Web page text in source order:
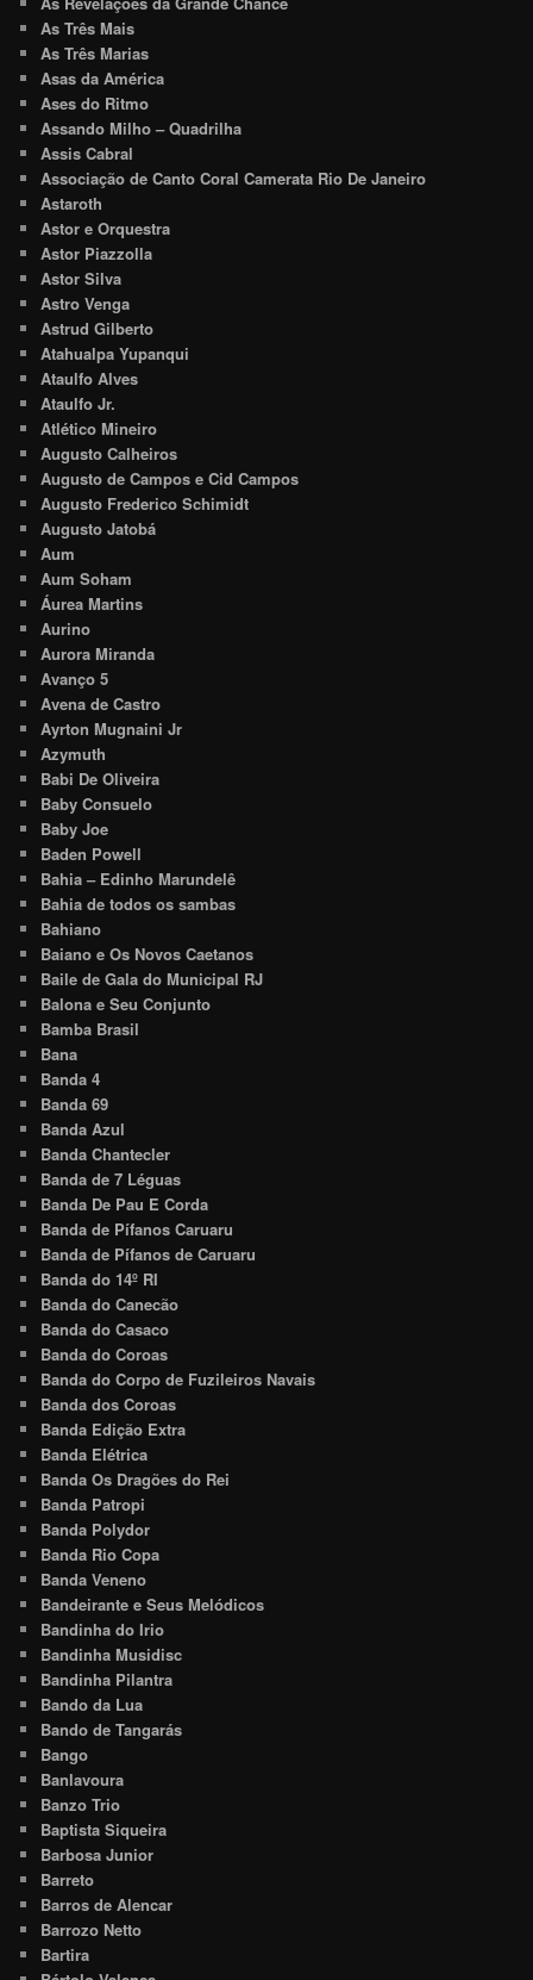
As Três Mais
As Três Marias
Asas da América
Ases do Ritmo
Assando Milho – Quadrilha
Assis Cabral
Associação de Canto Coral Camerata Rio De Janeiro
Astaroth
Astor e Orquestra
Astor Piazzolla
Astor Silva
Astro Venga
Astrud Gilberto
Atahualpa Yupanqui
Ataulfo Alves
Ataulfo Jr.
Atlético Mineiro
Augusto Calheiros
Augusto de Campos e Cid Campos
Augusto Frederico Schimidt
Augusto Jatobá
Aum
Aum Soham
Áurea Martins
Aurino
Aurora Miranda
Avanço 5
Avena de Castro
Ayrton Mugnaini Jr
Azymuth
Babi De Oliveira
Baby Consuelo
Baby Joe
Baden Powell
Bahia – Edinho Marundelê
Bahia de todos os sambas
Bahiano
Baiano e Os Novos Caetanos
Baile de Gala do Municipal RJ
Balona e Seu Conjunto
Bamba Brasil
Bana
Banda 4
Banda 69
Banda Azul
Banda Chantecler
Banda de 7 Léguas
Banda De Pau E Corda
Banda de Pífanos Caruaru
Banda de Pífanos de Caruaru
Banda do 14º RI
Banda do Canecão
Banda do Casaco
Banda do Coroas
Banda do Corpo de Fuzileiros Navais
Banda dos Coroas
Banda Edição Extra
Banda Elétrica
Banda Os Dragões do Rei
Banda Patropi
Banda Polydor
Banda Rio Copa
Banda Veneno
Bandeirante e Seus Melódicos
Bandinha do Irio
Bandinha Musidisc
Bandinha Pilantra
Bando da Lua
Bando de Tangarás
Bango
Banlavoura
Banzo Trio
Baptista Siqueira
Barbosa Junior
Barreto
Barros de Alencar
Barrozo Netto
Bartira